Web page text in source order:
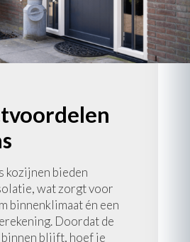
kozijnen bieden
wat zorgt voor
binnenklimaat én een
Doordat de
blijft, hoef je